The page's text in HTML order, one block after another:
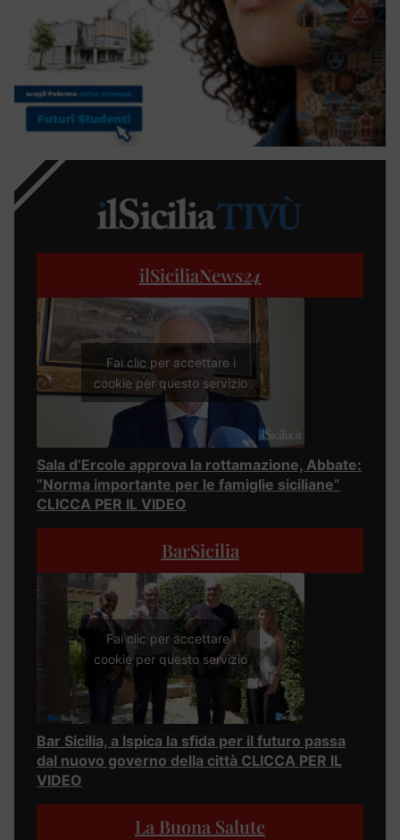
ilSiciliaNews24
Fai clic per accettare i
cookie per questo servizio
Sala d’Ercole approva la rottamazione, Abbate:
“Norma importante per le famiglie siciliane”
CLICCA PER IL VIDEO
BarSicilia
Fai clic per accettare i
cookie per questo servizio
Bar Sicilia, a Ispica la sfida per il futuro passa
dal nuovo governo della città CLICCA PER IL
VIDEO
La Buona Salute